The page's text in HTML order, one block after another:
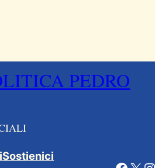
PEDRO
Sostienici